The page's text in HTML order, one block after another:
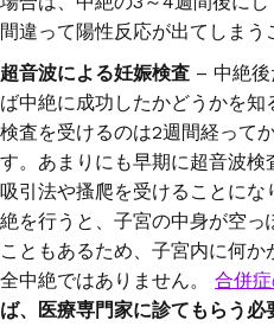
間違って陽性反応が出てしまう
超音波による妊娠検査 – 中絶
ば中絶に成功したかどうかを
検査を受けるのは2週間経って
す。あまりにも早期に超音波
吸引法や搔爬を受けることにな
絶を行うと、子宮の中身が空っ
こともあるため、子宮内に何
全中絶ではありません。
合併
ば、医療専門家に診てもらう必